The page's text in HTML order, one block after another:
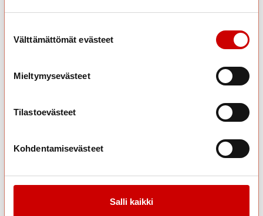
Välttämättömät evästeet
Mieltymysevästeet
Tilastoevästeet
Kohdentamisevästeet
Salli kaikki
Kehoa on hyvä kuunnella, mutta kehokaan ei ole
viestejä kannattaa kuunnella siinä, kuinka paljon
kannattaa pitää pää kylmänä: terveellisen syömisen
Luotettavaa tietoa ruoasta ja